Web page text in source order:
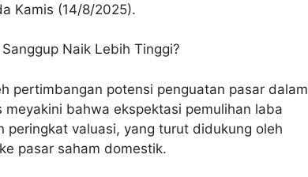
Kamis (14/8/2025).
Naik Lebih Tinggi?
pertimbangan potensi penguatan pasar dalam
meyakini bahwa ekspektasi pemulihan laba
peringkat valuasi, yang turut didukung oleh
pasar saham domestik.